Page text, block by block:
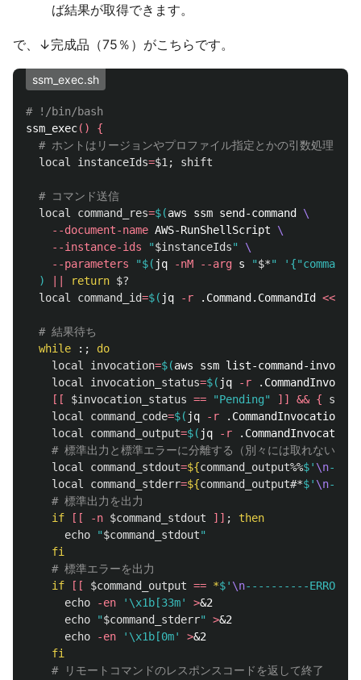
ば結果が取得できます。
で、↓完成品（75％）がこちらです。
ssm_exec.sh
# !/bin/bash
ssm_exec()
{
# ホントはリージョンやプロファイル指定とかの引数処理も付
local instanceIds=$1 ; shift
# コマンド送信
local command_res=$(aws ssm send-command \
--document-name AWS-RunShellScript \
--instance-ids
"$instanceIds"
\
--parameters
"$( jq -nM --arg s "$*"
)
return $?
local command_id=$( jq -r .Command.CommandId <<<
# 結果待ち
while : ;
do
local invocation=$(aws ssm list-command-
local invocation_status=$( jq -r
[[
$invocation_status == "Pending" ]] && {
local command_code=$( jq -r
local command_output=$( jq -r
# 標準出力と標準エラーに分離する（別々には取れない模
local command_stdout=${command_output%%$' \n
local command_stderr=${command_output#*$' \n
# 標準出力を出力
if
[[ -n $command_stdout ]] ;
then
echo
"$command_stdout"
fi
# 標準エラーを出力
if
[[ $command_output == *$' \n----------
echo
-en '\x1b[33m' >&2
echo
"$command_stderr" >&2
echo
-en '\x1b[0m' >&2
fi
# リモートコマンドのレスポンスコードを返して終了